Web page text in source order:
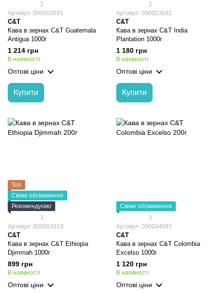
2
Артикул: 000003691
C&T
Кава в зернах C&T Guatemala
Antigua 1000г
1 214 грн
В наявності
Оптові ціни
Купити
2
Артикул: 000003692
C&T
Кава в зернах C&T India
Plantation 1000г
1 180 грн
В наявності
Оптові ціни
Купити
Топ
Свіже обсмаження
Рекомендуємо
3
Артикул: 000003919
C&T
Кава в зернах C&T Ethiopia
Djimmah 1000г
899 грн
В наявності
Оптові ціни
Свіже обсмаження
2
Артикул: 000004093
C&T
Кава в зернах C&T Colombia
Excelso 1000г
1 120 грн
В наявності
Оптові ціни